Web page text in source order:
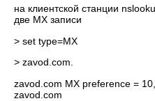
на клиентской станции
две MX записи
> set type=MX
> zavod.com.
zavod.com MX preference =
zavod.com